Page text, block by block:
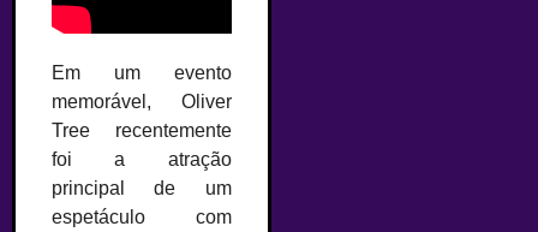
Em um evento
memorável, Oliver
Tree recentemente
foi a atração
principal de um
espetáculo com